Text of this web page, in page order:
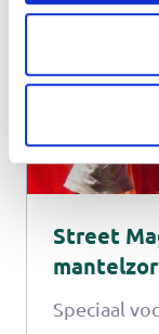
Street
Speciaal